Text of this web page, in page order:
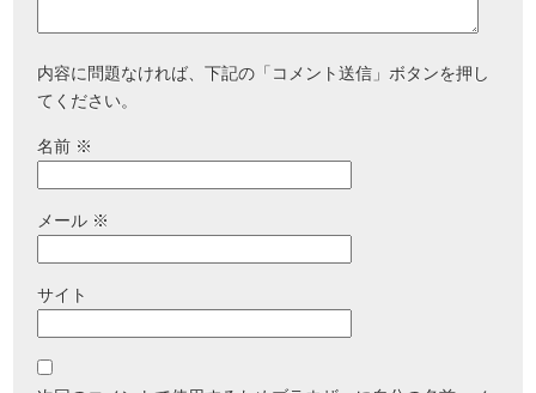
内容に問題なければ、下記の「コメント送信」ボタンを押し
てください。
名前 ※
メール ※
サイト